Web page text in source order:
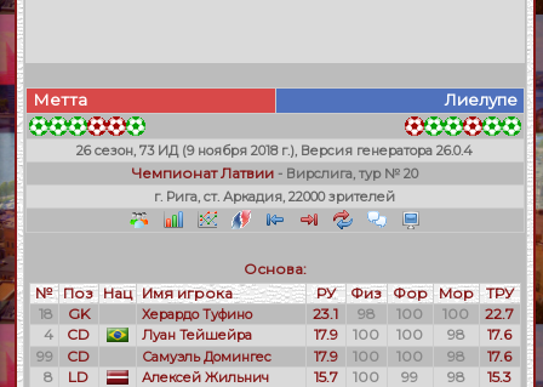
Метта Лиелупе
26 сезон, 73 ИД (9 ноября 2018 г.), Версия генератора 26.0.4
Чемпионат Латвии- Вирслига, тур № 20
г. Рига, ст. Аркадия, 22000 зрителей
Основа:
№
Поз Нац Имя игрока РУ Физ Фор Мор
ТРУ
18
GK Херардо Туфино 23.1 98 100 100
22.7
4
CD Луан Тейшейра 17.9 100 100 98
17.6
99
CD Самуэль Домингес 17.9 100 100 98
17.6
8
LD Алексей Жильнич 15.7 100 99 98
15.3